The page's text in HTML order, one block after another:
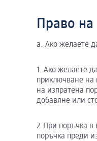
Право на
a. Ако желаете
1. Ако желаете
приключване на
на изпратена
добавяне или
2.При поръчка в
поръчка преди